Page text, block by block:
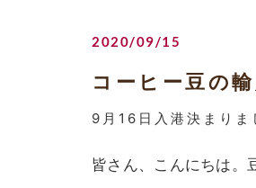
2020/09/15
コーヒー豆の
9月16日入港決まりま
皆さん、こんにちは。